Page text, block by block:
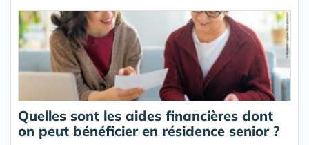
Quelles sont les aides financières dont
on peut bénéficier en résidence senior ?